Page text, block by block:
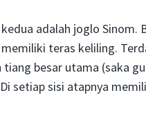
adalah joglo
teras keliling.
besar utama (saka
setiap sisi atapnya